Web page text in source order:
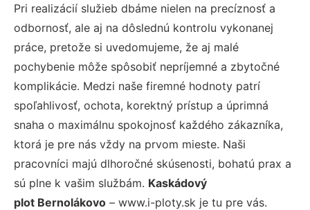
Pri realizácií služieb dbáme nielen na precíznosť a
odbornosť, ale aj na dôslednú kontrolu vykonanej
práce, pretože si uvedomujeme, že aj malé
pochybenie môže spôsobiť nepríjemné a zbytočné
komplikácie. Medzi naše firemné hodnoty patrí
spoľahlivosť, ochota, korektný prístup a úprimná
snaha o maximálnu spokojnosť každého zákazníka,
ktorá je pre nás vždy na prvom mieste. Naši
pracovníci majú dlhoročné skúsenosti, bohatú prax a
sú plne k vašim službám. Kaskádový
plot Bernolákovo – www.i-ploty.sk je tu pre vás.